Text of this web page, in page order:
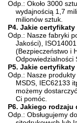
Odp.: Około 3000
wydajnością 1,7
milionów sztuk.
P4. Jakie
Odp.: Nasze fabryki
Jakości),
(Bezpieczeństwo i
Odpowiedzialności
P5. Jakie
Odp.: Nasze
MSDS, IEC62133
możemy
Ci pomóc.
P6. Jakiego rodzaju
Odp.: Obsługujemy